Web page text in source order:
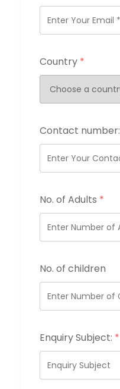
Country *
Contact number:
No. of Adults *
No. of children
Enquiry Subject: *